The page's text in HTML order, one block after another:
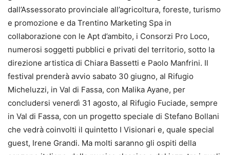
dall’Assessorato provinciale all’agricoltura, foreste, turismo
e promozione e da Trentino Marketing Spa in
collaborazione con le Apt d’ambito, i Consorzi Pro Loco,
numerosi soggetti pubblici e privati del territorio, sotto la
direzione artistica di Chiara Bassetti e Paolo Manfrini. Il
festival prenderà avvio sabato 30 giugno, al Rifugio
Micheluzzi, in Val di Fassa, con Malika Ayane, per
concludersi venerdì 31 agosto, al Rifugio Fuciade, sempre
in Val di Fassa, con un progetto speciale di Stefano Bollani
che vedrà coinvolti il quintetto I Visionari e, quale special
guest, Irene Grandi. Ma molti saranno gli ospiti della